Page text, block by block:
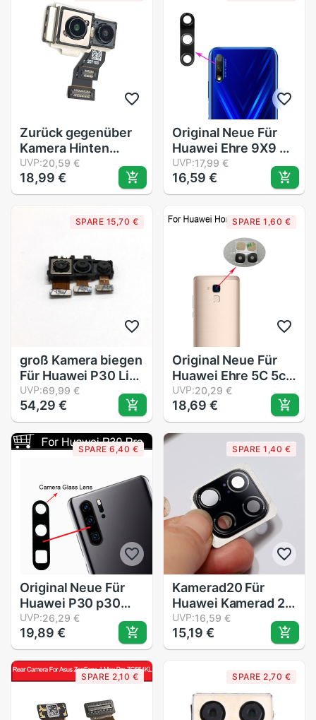
Ersatzteile Prüfung
Zurück gegenüber
Kamera Hinten
Wichtigsten Kamera
Große Kamera
Modul biegen Kabel
/ zenfone5Z
x00QD Z01RD
UVP:20,59 €
18,99 €
Original Neue Für
Huawei Ehre 9X9 X
Zurück Hinten
Kamera Glas
Objektiv Prüfung
Honor9X
UVP:17,99 €
16,59 €
SPARE 15,70 €
groß Kamera biegen
Für Huawei P30 Lite
Zurück Hinten
Kamera Modul
biegen Kabel
Reparatur Teil
UVP:69,99 €
54,29 €
SPARE 1,60 €
Original Neue Für
Huawei Ehre 5C 5c
Hinten Zurück
Kamera Glas
Objektiv Für Huawei
Ehre 5C Reparatur
Ersatzteile Für
huawei Ehre 5 C
UVP:20,29 €
18,69 €
SPARE 6,40 €
Original Neue Für
Huawei P30 p30
Profi Hinten Zurück
Kamera Glas
Objektiv Für Huawei
P 30 Profi Reparatur
Ersatzteile
huaweiP30 Profi
UVP:26,29 €
19,89 €
SPARE 1,40 €
Kamerad20 Für
Huawei Kamerad 20
Kamera Objektiv
Glas Mit Rahmen
Halfter Reparatur
Gehäbenutzen
Abdeckung Ersatz
Teile
UVP:16,59 €
15,19 €
SPARE 2,10 € SPARE 2,70 €